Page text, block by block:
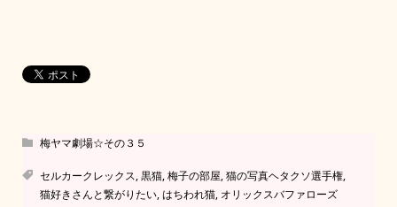
梅ヤマ劇場☆その３５
セルカークレックス,黒猫,梅子の部屋,猫の写真ヘタクソ選手権,
猫好きさんと繋がりたい,はちわれ猫, オリックスバファローズ